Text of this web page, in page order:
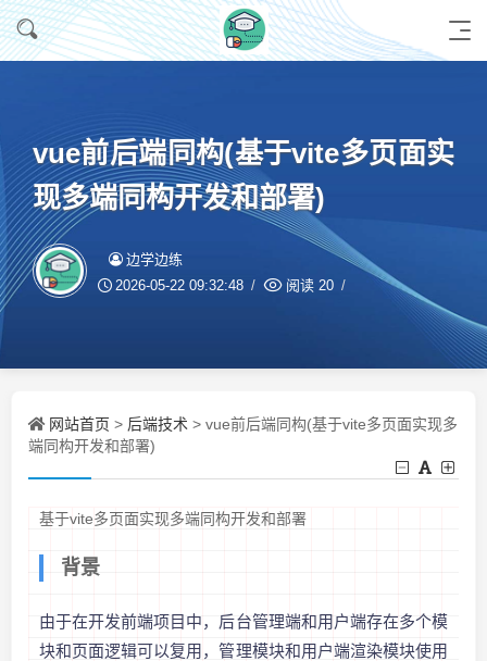
vue前后端同构(基于vite多页面实
现多端同构开发和部署)
边学边练
2026-05-22 09:32:48 阅读 20
网站首页 > 后端技术 > vue前后端同构(基于vite多页面实现多
端同构开发和部署)
基于vite多页面实现多端同构开发和部署
背景
由于在开发前端项目中，后台管理端和用户端存在多个模
块和页面逻辑可以复用，管理模块和用户端渲染模块使用